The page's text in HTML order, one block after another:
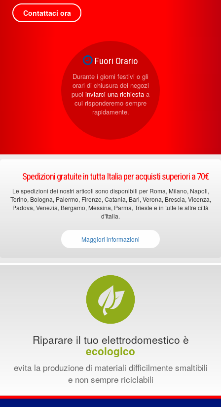
Contattaci ora
Fuori Orario
Durante i giorni festivi o gli
orari di chiusura dei negozi
puoi inviarci una richiesta a
cui risponderemo sempre
rapidamente.
Spedizioni gratuite in tutta Italia per acquisti superiori a 70€
Le spedizioni dei nostri articoli sono disponibili per Roma, Milano, Napoli,
Torino, Bologna, Palermo, Firenze, Catania, Bari, Verona, Brescia, Vicenza,
Padova, Venezia, Bergamo, Messina, Parma, Trieste e in tutte le altre città
d'Italia.
Maggiori informazioni
Riparare il tuo elettrodomestico è
ecologico
evita la produzione di materiali difficilmente smaltibili
e non sempre riciclabili